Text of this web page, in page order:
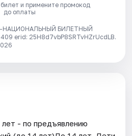
и примените промокод
до оплаты
НАЦИОНАЛЬНЫЙ БИЛЕТНЫЙ
erid: 25H8d7vbP8SRTvHZrUcdLB.
- по предъявлению